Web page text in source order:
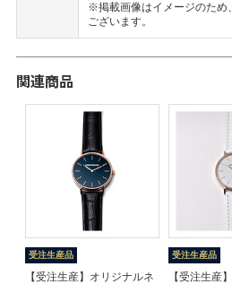
※掲載画像はイメージのため
ございます。
関連商品
受注生産品
【受注生産】オリジナルネ
受注生産品
【受注生産